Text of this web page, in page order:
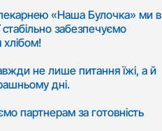
«Наша Булочка» ми в
забезпечуємо
хлібом!
не лише питання їжі, а й
дні.
партнерам за готовність